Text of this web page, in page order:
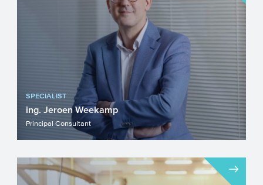
SPECIALIST
ing. Jeroen Weekamp
Principal Consultant